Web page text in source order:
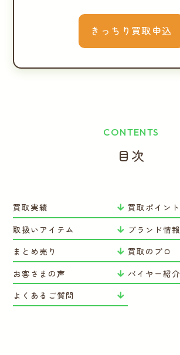
きっちり買取申込
CONTENTS
目次
買取実績
買取ポイント
取扱いアイテム
ブランド情報
まとめ売り
買取のプロ
お客さまの声
バイヤー紹介
よくあるご質問